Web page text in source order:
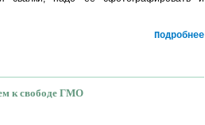
Подробнее
к свободе ГМО